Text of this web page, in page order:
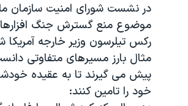
گالری عکس
آرشیو پخش زنده
اعتراضات زن، زندگی، آزادی
مجموعه مستندهای دادخواهی
تریبونال مردمی آبان ۹۸
دادگاه حمید نوری
چهل سال گروگان‌گیری
در نشست شورای امنیت سازمان
موضوع منع گسترش جنگ
رکس تیلرسون وزیر خارجه آمریکا
مثال بارز مسیرهای متفاوتی
پیش می گیرند تا به عقیده
خود را تامین کنند: